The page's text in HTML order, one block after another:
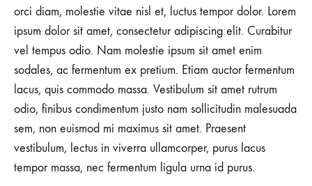
orci diam, molestie vitae nisl et, luctus tempor dolor. Lorem
ipsum dolor sit amet, consectetur adipiscing elit. Curabitur
vel tempus odio. Nam molestie ipsum sit amet enim
sodales, ac fermentum ex pretium. Etiam auctor fermentum
lacus, quis commodo massa. Vestibulum sit amet rutrum
odio, finibus condimentum justo nam sollicitudin malesuada
sem, non euismod mi maximus sit amet. Praesent
vestibulum, lectus in viverra ullamcorper, purus lacus
tempor massa, nec fermentum ligula urna id purus.